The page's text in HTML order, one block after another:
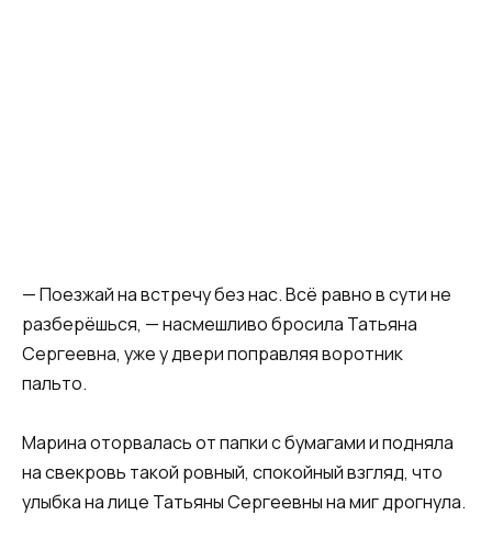
— Поезжай на встречу без нас. Всё равно в сути не
разберёшься, — насмешливо бросила Татьяна
Сергеевна, уже у двери поправляя воротник
пальто.
Марина оторвалась от папки с бумагами и подняла
на свекровь такой ровный, спокойный взгляд, что
улыбка на лице Татьяны Сергеевны на миг дрогнула.